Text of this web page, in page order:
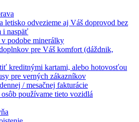
letisko odvezieme aj Váš doprovod bez
i naspäť
v podobe minerálky
pre Váš komfort (dáždnik,
kreditnými kartami, alebo hotovosťou
pre verných zákazníkov
/ mesačnej fakturácie
používame tieto vozidlá